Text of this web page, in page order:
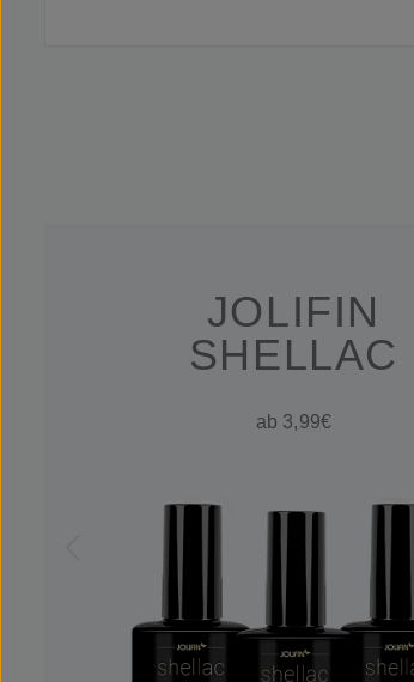
JOLIFIN
SHELLAC
ab 3,99€